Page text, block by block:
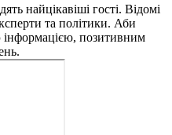
найцікавіші гості. Відомі
та політики. Аби
позитивним